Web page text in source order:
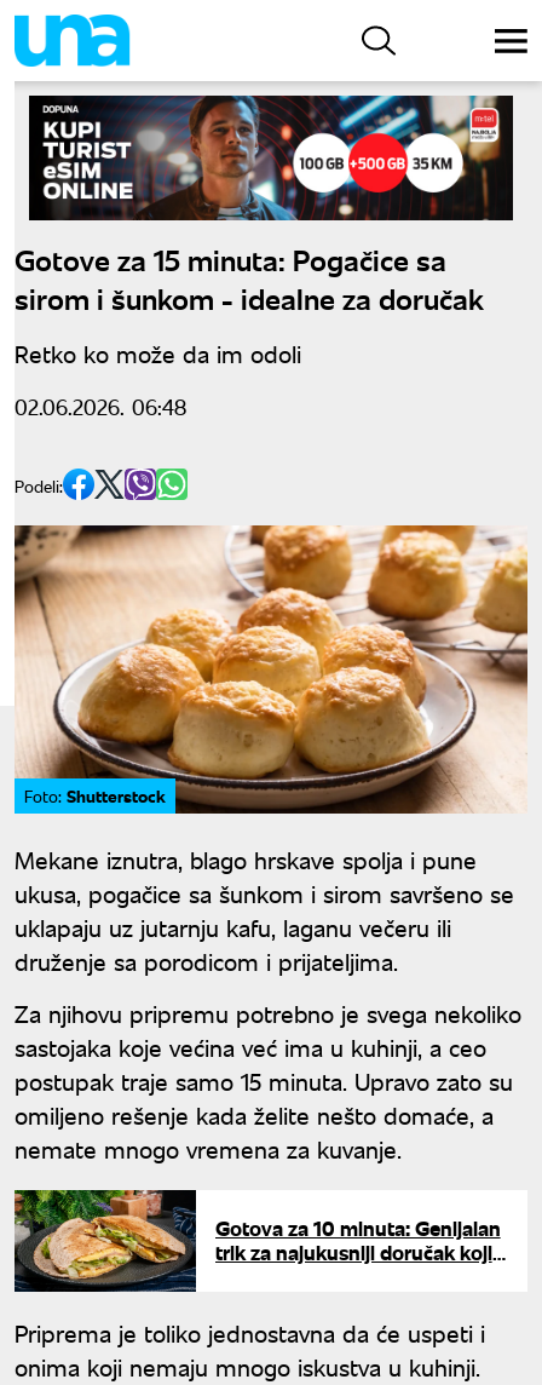
Gotove za 15 minuta: Pogačice sa
sirom i šunkom - idealne za doručak
Retko ko može da im odoli
02.06.2026. 06:48
Podeli:
Foto: Shutterstock
Mekane iznutra, blago hrskave spolja i pune
ukusa, pogačice sa šunkom i sirom savršeno se
uklapaju uz jutarnju kafu, laganu večeru ili
druženje sa porodicom i prijateljima.
Za njihovu pripremu potrebno je svega nekoliko
sastojaka koje većina već ima u kuhinji, a ceo
postupak traje samo 15 minuta. Upravo zato su
omiljeno rešenje kada želite nešto domaće, a
nemate mnogo vremena za kuvanje.
Gotova za 10 minuta: Genijalan
trik za najukusniji doručak koji
Priprema je toliko jednostavna da će uspeti i
onima koji nemaju mnogo iskustva u kuhinji.